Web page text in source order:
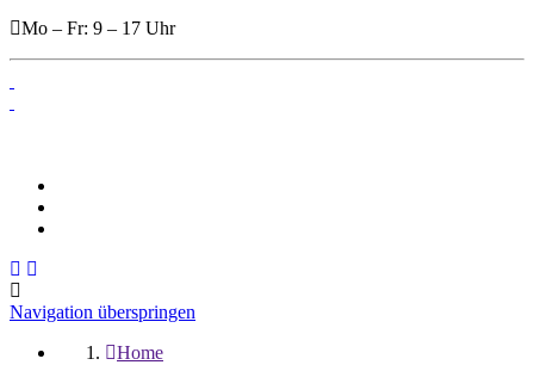
Mo – Fr: 9 – 17 Uhr
Navigation überspringen
Home